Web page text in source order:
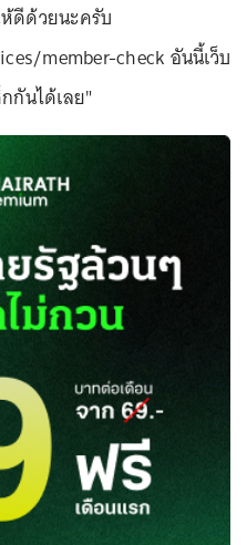
ดีด้วยนะครับ
member-check อันนี้เว็บ
กันได้เลย"